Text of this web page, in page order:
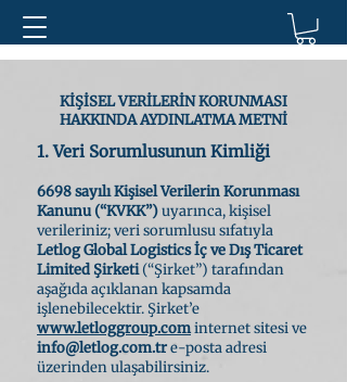
KİŞİSEL VERİLERİN KORUNMASI
HAKKINDA AYDINLATMA METNİ
1. Veri Sorumlusunun Kimliği
6698 sayılı Kişisel Verilerin Korunması
Kanunu (“KVKK”)uyarınca, kişisel
verileriniz; veri sorumlusu sıfatıyla
Letlog Global Logistics İç ve Dış Ticaret
Limited Şirketi(“Şirket”) tarafından
aşağıda açıklanan kapsamda
işlenebilecektir. Şirket’e
www.letloggroup.cominternet sitesi ve
info@letlog.com.tre-posta adresi
üzerinden ulaşabilirsiniz.